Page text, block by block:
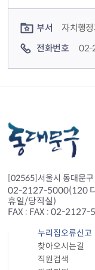
부서
자치행
전화번호
02-
[02565]서울시 동대문
02-2127-5000(120
휴일/당직실)
FAX : FAX : 02-2127-
누리집오류신고
찾아오시는길
직원검색